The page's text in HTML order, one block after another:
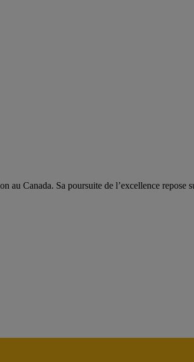
Canada. Sa poursuite de l’excellence repose